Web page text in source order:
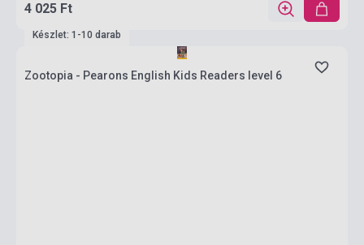
4 025 Ft
Készlet: 1-10 darab
Zootopia - Pearons English Kids Readers level 6